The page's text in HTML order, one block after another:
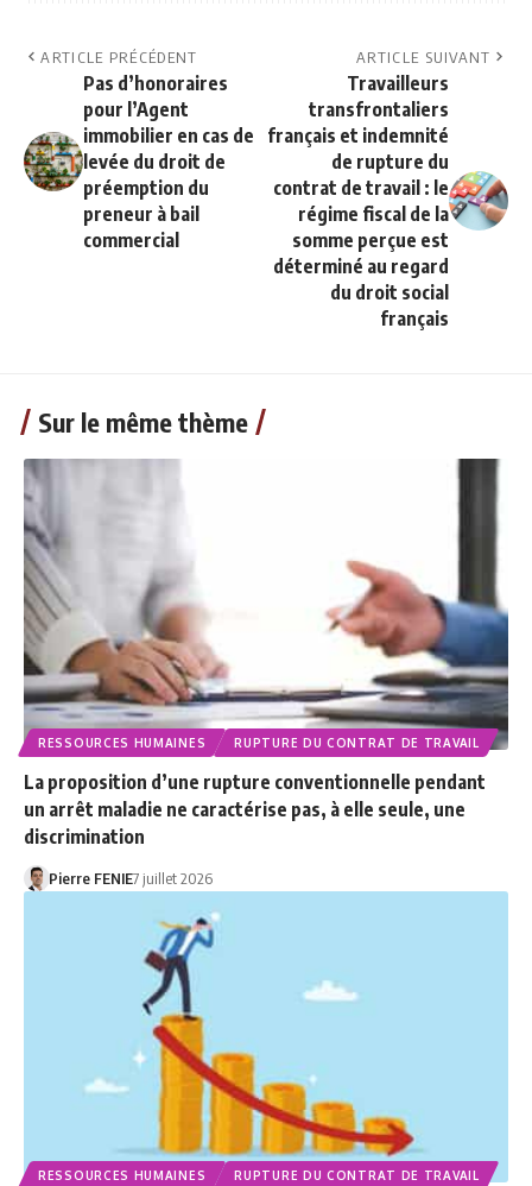
ARTICLE PRÉCÉDENT
Pas d’honoraires
pour l’Agent
immobilier en cas de
levée du droit de
préemption du
preneur à bail
commercial
ARTICLE SUIVANT
Travailleurs
transfrontaliers
français et indemnité
de rupture du
contrat de travail : le
régime fiscal de la
somme perçue est
déterminé au regard
du droit social
français
Sur le même thème
RESSOURCES HUMAINES RUPTURE DU CONTRAT DE TRAVAIL
La proposition d’une rupture conventionnelle pendant
un arrêt maladie ne caractérise pas, à elle seule, une
discrimination
Pierre FENIE7 juillet 2026
RESSOURCES HUMAINES RUPTURE DU CONTRAT DE TRAVAIL